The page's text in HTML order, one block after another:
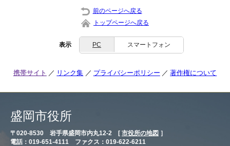
前のページへ戻る
トップページへ戻る
表示 PC スマートフォン
携帯サイト リンク集 プライバシーポリシー 著作権について
盛岡市役所
〒020-8530 岩手県盛岡市内丸12-2 [ 市役所の地図 ］
電話：019-651-4111 ファクス：019-622-6211